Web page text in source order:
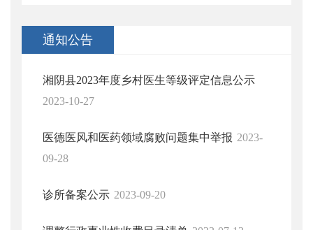
通知公告
湘阴县2023年度乡村医生等级评定信息公示
2023-10-27
医德医风和医药领域腐败问题集中举报 2023-
09-28
诊所备案公示 2023-09-20